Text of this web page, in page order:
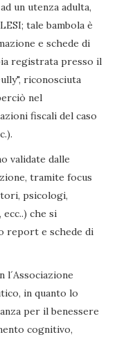
un utenza adulta,
tale bambola è
e schede di
registrata presso il
riconosciuta
nel
fiscali del caso
validate dalle
tramite focus
psicologi,
che si
report e schede di
l´Associazione
in quanto lo
per il benessere
cognitivo,